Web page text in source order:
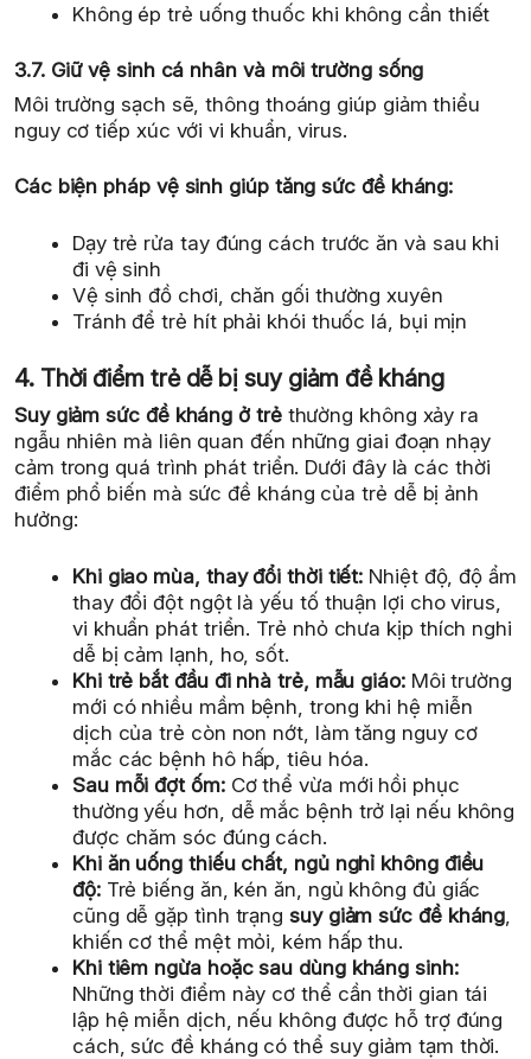
Không ép trẻ uống thuốc khi không cần thiết
3.7. Giữ vệ sinh cá nhân và môi trường sống
Môi trường sạch sẽ, thông thoáng giúp giảm thiểu
nguy cơ tiếp xúc với vi khuẩn, virus.
Các biện pháp vệ sinh giúp tăng sức đề kháng:
Dạy trẻ rửa tay đúng cách trước ăn và sau khi
đi vệ sinh
Vệ sinh đồ chơi, chăn gối thường xuyên
Tránh để trẻ hít phải khói thuốc lá, bụi mịn
4. Thời điểm trẻ dễ bị suy giảm đề kháng
Suy giảm sức đề kháng ở trẻthường không xảy ra
ngẫu nhiên mà liên quan đến những giai đoạn nhạy
cảm trong quá trình phát triển. Dưới đây là các thời
điểm phổ biến mà sức đề kháng của trẻ dễ bị ảnh
hưởng:
Khi giao mùa, thay đổi thời tiết: Nhiệt độ, độ ẩm
thay đổi đột ngột là yếu tố thuận lợi cho virus,
vi khuẩn phát triển. Trẻ nhỏ chưa kịp thích nghi
dễ bị cảm lạnh, ho, sốt.
Khi trẻ bắt đầu đi nhà trẻ, mẫu giáo:Môi trường
mới có nhiều mầm bệnh, trong khi hệ miễn
dịch của trẻ còn non nớt, làm tăng nguy cơ
mắc các bệnh hô hấp, tiêu hóa.
Sau mỗi đợt ốm:Cơ thể vừa mới hồi phục
thường yếu hơn, dễ mắc bệnh trở lại nếu không
được chăm sóc đúng cách.
Khi ăn uống thiếu chất, ngủ nghỉ không điều
độ:Trẻ biếng ăn, kén ăn, ngủ không đủ giấc
cũng dễ gặp tình trạngsuy giảm sức đề kháng
khiến cơ thể mệt mỏi, kém hấp thu.
Khi tiêm ngừa hoặc sau dùng kháng sinh:
Những thời điểm này cơ thể cần thời gian tái
lập hệ miễn dịch, nếu không được hỗ trợ đúng
cách, sức đề kháng có thể suy giảm tạm thời.